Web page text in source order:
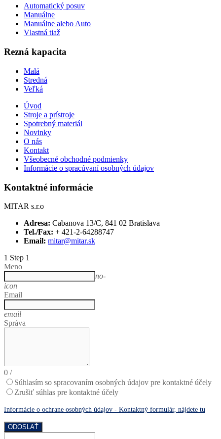
Automatický posuv
Manuálne
Manuálne alebo Auto
Vlastná tiaž
Rezná kapacita
Malá
Stredná
Veľká
Úvod
Stroje a prístroje
Spotrebný materiál
Novinky
O nás
Kontakt
Všeobecné obchodné podmienky
Informácie o spracúvaní osobných údajov
Kontaktné informácie
MITAR s.r.o
Adresa: Cabanova 13/C, 841 02 Bratislava
Tel./Fax: + 421-2-64288747
Email: mitar@mitar.sk
1 Step 1
Meno
no-
icon
Email
email
Správa
0 /
Súhlasím so spracovaním osobných údajov pre kontaktné účely
Zrušiť súhlas pre kontaktné účely
Informácie o ochrane osobných údajov - Kontaktný formulár, nájdete tu
ODOSLAŤ